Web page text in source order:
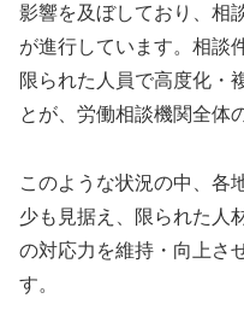
影響を及ぼしており、相
が進行しています。相談
限られた人員で高度化・
とが、労働相談機関全体
このような状況の中、各
少も見据え、限られた人
の対応力を維持・向上さ
す。